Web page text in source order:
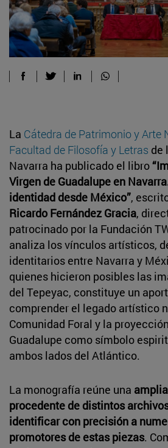
La Cátedra de Patrimonio y Arte
Facultad de Filosofía y Letras de
Navarra ha publicado el libro
Virgen de Guadalupe en
identidad desde México”,
Ricardo Fernández Gracia,
patrocinado por la Fundación
analiza los vínculos artísticos,
identitarios entre Navarra y
quienes hicieron posibles las
del Tepeyac, constituye un
comprender el legado artístico
Comunidad Foral y la
Guadalupe como símbolo
ambos lados del Atlántico.
La monografía reúne una
procedente de distintos
identificar con precisión a
promotores de estas piezas.